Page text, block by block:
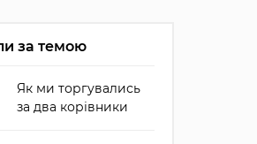
за темою
Як ми торгувались
за два корівники